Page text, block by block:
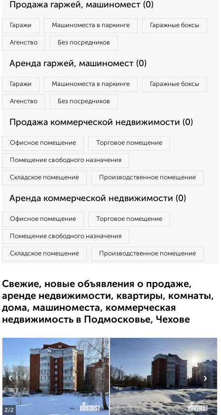
Продажа гаржей, машиномест (0)
Гаражи Машиноместа в паркинге Гаражные боксы
Агенство Без посредников
Аренда гаржей, машиномест (0)
Гаражи Машиноместа в паркинге Гаражные боксы
Агенство Без посредников
Продажа коммерческой недвижимости (0)
Офисное помещение Торговое помещение
Помещение свободного назначения
Складское помещение Производственное помещение
Аренда коммерческой недвижимости (0)
Офисное помещение Торговое помещение
Помещение свободного назначения
Складское помещение Производственное помещение
Свежие, новые объявления о продаже,
аренде недвижимости, квартиры, комнаты,
дома, машиноместа, коммерческая
недвижимость в Подмосковье, Чехове
2/2
‹ ›